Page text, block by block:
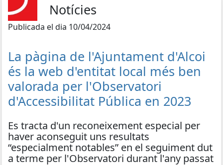
Notícies
Publicada el dia 10/04/2024
La pàgina de l'Ajuntament d'Alcoi
és la web d'entitat local més ben
valorada per l'Observatori
d'Accessibilitat Pública en 2023
Es tracta d'un reconeixement especial per
haver aconseguit uns resultats
“especialment notables” en el seguiment dut
a terme per l'Observatori durant l'any passat